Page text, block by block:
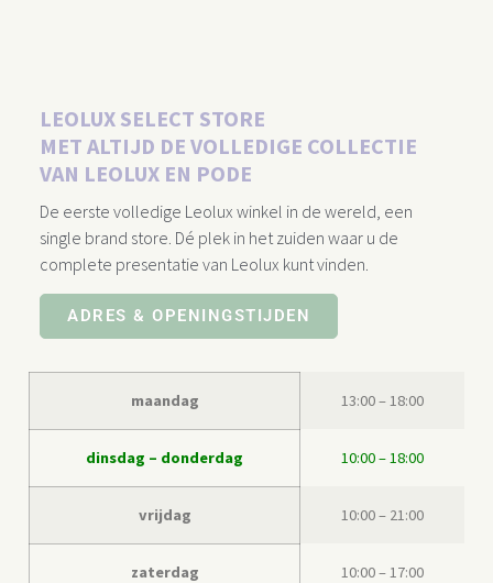
LEOLUX SELECT STORE
MET ALTIJD DE VOLLEDIGE COLLECTIE
VAN LEOLUX EN PODE
De eerste volledige Leolux winkel in de wereld, een
single brand store. Dé plek in het zuiden waar u de
complete presentatie van Leolux kunt vinden.
ADRES & OPENINGSTIJDEN
maandag 13:00 – 18:00
dinsdag – donderdag 10:00 – 18:00
vrijdag 10:00 – 21:00
zaterdag 10:00 – 17:00